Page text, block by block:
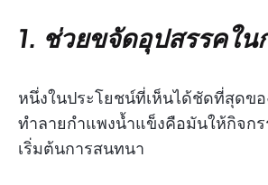
1. ช่วยขจัดอุปสรรคใน
หนึ่งในประโยชน์ที่เห็นได้ชัดที่สุดขอ
ทำลายกำแพงน้ำแข็งคือมันให้กิจกร
เริ่มต้นการสนทนา